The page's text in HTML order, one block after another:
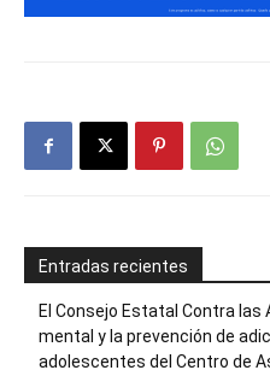
Entradas recientes
El Consejo Estatal Contra
mental y la prevención de
adolescentes del Centro de